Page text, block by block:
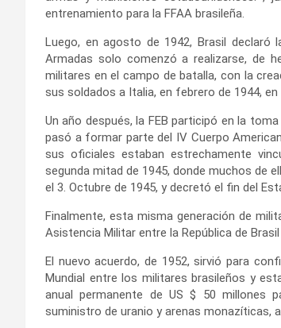
entrenamiento para la FFAA brasileña.
Luego, en agosto de 1942, Brasil declaró
Armadas solo comenzó a realizarse, de
militares en el campo de batalla, con la
sus soldados a Italia, en febrero de 1944,
Un año después, la FEB participó en la
pasó a formar parte del IV Cuerpo
sus oficiales estaban estrechamente
segunda mitad de 1945, donde muchos de
el 3. Octubre de 1945, y decretó el fin del
Finalmente, esta misma generación de
Asistencia Militar entre la República de
El nuevo acuerdo, de 1952, sirvió para
Mundial entre los militares brasileños y
anual permanente de US $ 50 millones
suministro de uranio y arenas monazíticas,